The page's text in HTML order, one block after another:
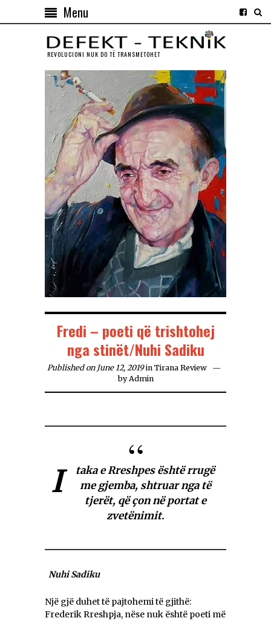
Menu
REVOLUCIONI NUK DO TЁ TRANSMETOHET
Fredi – poeti që trishtohej
nga stinët/Nuhi Sadiku
Published on June 12, 2019 in Tirana Review
byAdmin
I
taka e Rreshpes është rrugë
me gjemba, shtruar nga të
tjerët, që çon në portat e
zvetënimit.
Nuhi Sadiku
Një gjë duhet të pajtohemi të gjithë:
Frederik Rreshpja, nëse nuk është poeti më